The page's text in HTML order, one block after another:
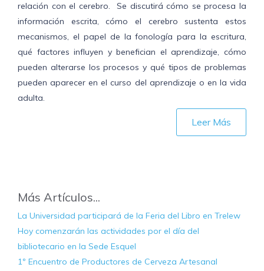
relación con el cerebro. Se discutirá cómo se procesa la
información escrita, cómo el cerebro sustenta estos
mecanismos, el papel de la fonología para la escritura,
qué factores influyen y benefician el aprendizaje, cómo
pueden alterarse los procesos y qué tipos de problemas
pueden aparecer en el curso del aprendizaje o en la vida
adulta.
Leer Más
Más Artículos...
La Universidad participará de la Feria del Libro en Trelew
Hoy comenzarán las actividades por el día del
bibliotecario en la Sede Esquel
1º Encuentro de Productores de Cerveza Artesanal